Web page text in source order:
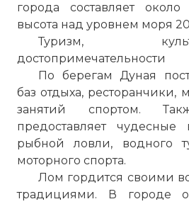
города составляет
высота над уровнем моря 20
Туризм,
достопримечательности
По берегам Дуная
баз отдыха, ресторанчики,
занятий спортом.
предоставляет чудесные
рыбной ловли, водного
моторного спорта.
Лом гордится своими
традициями. В городе